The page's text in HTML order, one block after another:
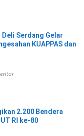
Deli Serdang Gelar
KUAPPAS dan
2.200 Bendera
RI ke-80